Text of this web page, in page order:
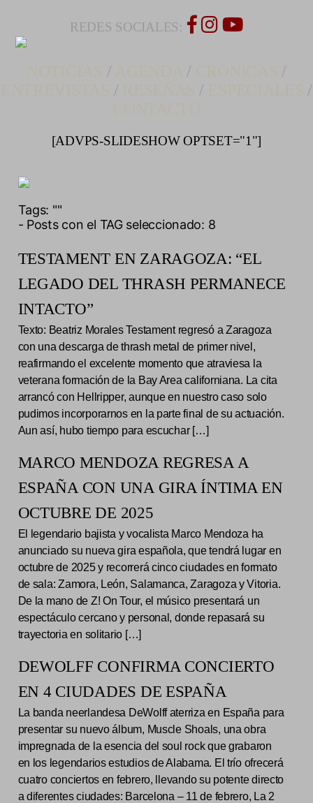
REDES SOCIALES:
/ /
/
/ /
/
[ADVPS-SLIDESHOW OPTSET="1"]
Tags: ""
- Posts con el TAG seleccionado: 8
TESTAMENT EN ZARAGOZA: “EL
LEGADO DEL THRASH PERMANECE
INTACTO”
Texto: Beatriz Morales Testament regresó a Zaragoza
con una descarga de thrash metal de primer nivel,
reafirmando el excelente momento que atraviesa la
veterana formación de la Bay Area californiana. La cita
arrancó con Hellripper, aunque en nuestro caso solo
pudimos incorporarnos en la parte final de su actuación.
Aun así, hubo tiempo para escuchar […]
MARCO MENDOZA REGRESA A
ESPAÑA CON UNA GIRA ÍNTIMA EN
OCTUBRE DE 2025
El legendario bajista y vocalista Marco Mendoza ha
anunciado su nueva gira española, que tendrá lugar en
octubre de 2025 y recorrerá cinco ciudades en formato
de sala: Zamora, León, Salamanca, Zaragoza y Vitoria.
De la mano de Z! On Tour, el músico presentará un
espectáculo cercano y personal, donde repasará su
trayectoria en solitario […]
DEWOLFF CONFIRMA CONCIERTO
EN 4 CIUDADES DE ESPAÑA
La banda neerlandesa DeWolff aterriza en España para
presentar su nuevo álbum, Muscle Shoals, una obra
impregnada de la esencia del soul rock que grabaron
en los legendarios estudios de Alabama. El trío ofrecerá
cuatro conciertos en febrero, llevando su potente directo
a diferentes ciudades: Barcelona – 11 de febrero, La 2